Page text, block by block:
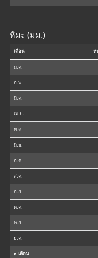
หิมะ (มม.)
เดือน ห
ม.ค.
ก.พ.
มี.ค.
เม.ย.
พ.ค.
มิ.ย.
ก.ค.
ส.ค.
ก.ย.
ต.ค.
พ.ย.
ธ.ค.
⌀ เดือน